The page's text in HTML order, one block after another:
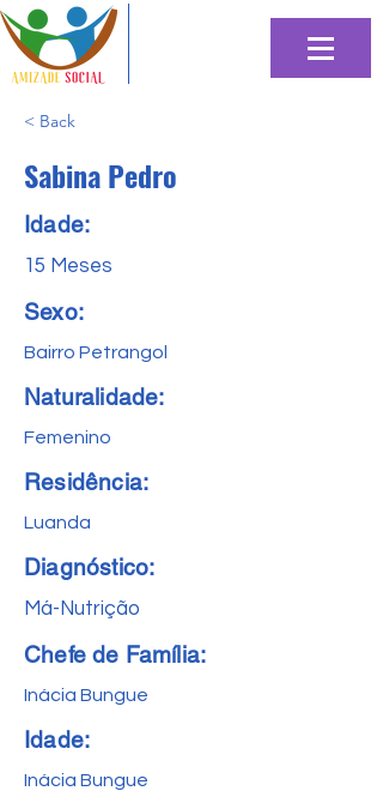
< Back
Sabina Pedro
Idade:
15 Meses
Sexo:
Bairro Petrangol
Naturalidade:
Femenino
Residência:
Luanda
Diagnóstico:
Má-Nutrição
Chefe de Família:
Inácia Bungue
Idade:
Inácia Bungue